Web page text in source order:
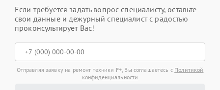
Если требуется задать вопрос специалисту, оставьте
свои данные и дежурный специалист с радостью
проконсультирует Вас!
Отправляя заявку на ремонт техники F+, Вы соглашаетесь с Политикой
конфиденциальности